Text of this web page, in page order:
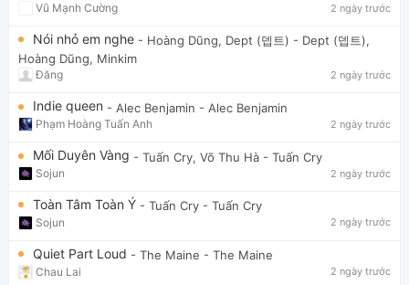
Vũ Mạnh Cường 2 ngày trước
Nói nhỏ em nghe - Hoàng Dũng, Dept (뎁트) - Dept (뎁트),
Hoàng Dũng, Minkim
Đăng 2 ngày trước
Indie queen - Alec Benjamin - Alec Benjamin
Phạm Hoàng Tuấn Anh 2 ngày trước
Mối Duyên Vàng - Tuấn Cry, Võ Thu Hà - Tuấn Cry
Sojun 2 ngày trước
Toàn Tâm Toàn Ý - Tuấn Cry - Tuấn Cry
Sojun 2 ngày trước
Quiet Part Loud - The Maine - The Maine
Chau Lai 2 ngày trước